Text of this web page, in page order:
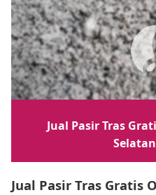
Jual Pasir Tras
Jual Pasir Tras Gratis